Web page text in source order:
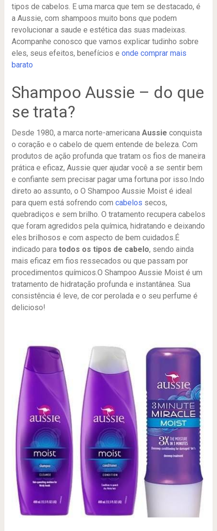
tipos de cabelos. E uma marca que tem se destacado, é
a Aussie, com shampoos muito bons que podem
revolucionar a saude e estética das suas madeixas.
Acompanhe conosco que vamos explicar tudinho sobre
eles, seus efeitos, benefícios e onde comprar mais
barato
Shampoo Aussie – do que
se trata?
Desde 1980, a marca norte-americana Aussie conquista
o coração e o cabelo de quem entende de beleza. Com
produtos de ação profunda que tratam os fios de maneira
prática e eficaz, Aussie quer ajudar você a se sentir bem
e confiante sem precisar pagar uma fortuna por isso.Indo
direto ao assunto, o O Shampoo Aussie Moist é ideal
para quem está sofrendo com cabelos secos,
quebradiços e sem brilho. O tratamento recupera cabelos
que foram agredidos pela química, hidratando e deixando
eles brilhosos e com aspecto de bem cuidados.É
indicado paratodos os tipos de cabelo, sendo ainda
mais eficaz em fios ressecados ou que passam por
procedimentos químicos.O Shampoo Aussie Moist é um
tratamento de hidratação profunda e instantânea. Sua
consistência é leve, de cor perolada e o seu perfume é
delicioso!